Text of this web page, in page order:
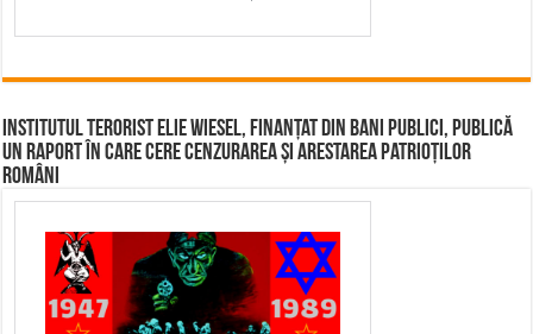
Institutul terorist Elie Wiesel, finanțat din bani publici, publică
un raport în care cere cenzurarea și arestarea patrioților
români